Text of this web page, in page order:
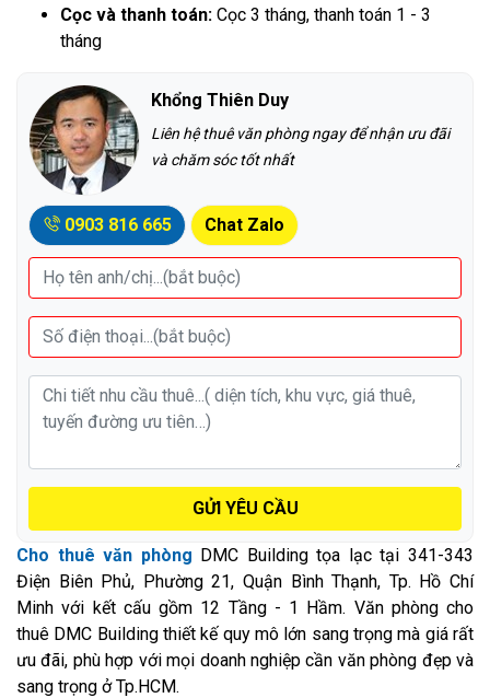
Cọc và thanh toán: Cọc 3 tháng, thanh toán 1 - 3
tháng
Khổng Thiên Duy
Liên hệ thuê văn phòng ngay để nhận ưu đãi
và chăm sóc tốt nhất
0903 816 665 Chat Zalo
GỬI YÊU CẦU
Cho thuê văn phòng DMC Building tọa lạc tại 341-343
Điện Biên Phủ, Phường 21, Quận Bình Thạnh, Tp. Hồ Chí
Minh với kết cấu gồm 12 Tầng - 1 Hầm. Văn phòng cho
thuê DMC Building thiết kế quy mô lớn sang trọng mà giá rất
ưu đãi, phù hợp với mọi doanh nghiệp cần văn phòng đẹp và
sang trọng ở Tp.HCM.